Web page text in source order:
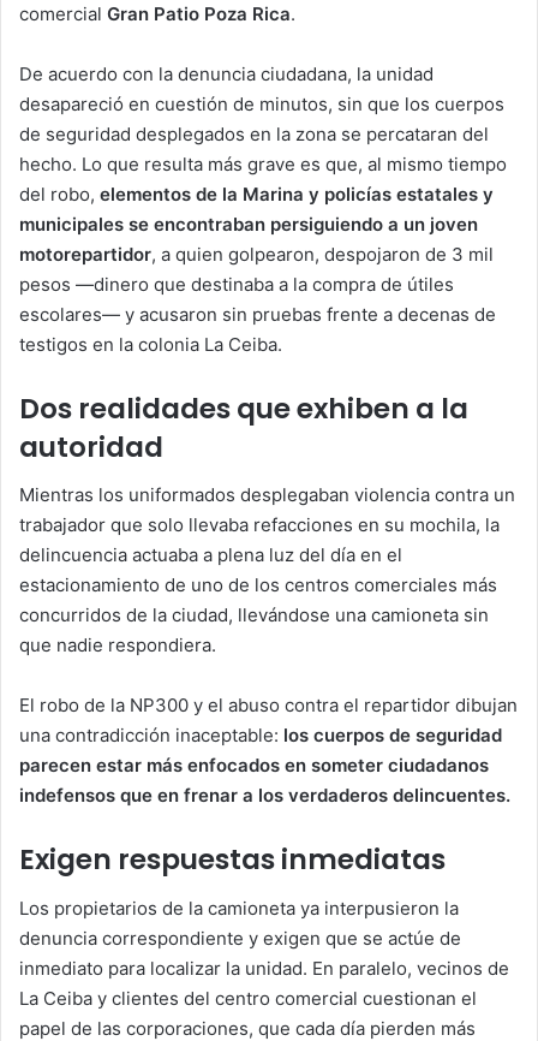
comercial Gran Patio Poza Rica.
De acuerdo con la denuncia ciudadana, la unidad
desapareció en cuestión de minutos, sin que los cuerpos
de seguridad desplegados en la zona se percataran del
hecho. Lo que resulta más grave es que, al mismo tiempo
del robo, elementos de la Marina y policías estatales y
municipales se encontraban persiguiendo a un joven
motorepartidor, a quien golpearon, despojaron de 3 mil
pesos —dinero que destinaba a la compra de útiles
escolares— y acusaron sin pruebas frente a decenas de
testigos en la colonia La Ceiba.
Dos realidades que exhiben a la
autoridad
Mientras los uniformados desplegaban violencia contra un
trabajador que solo llevaba refacciones en su mochila, la
delincuencia actuaba a plena luz del día en el
estacionamiento de uno de los centros comerciales más
concurridos de la ciudad, llevándose una camioneta sin
que nadie respondiera.
El robo de la NP300 y el abuso contra el repartidor dibujan
una contradicción inaceptable: los cuerpos de seguridad
parecen estar más enfocados en someter ciudadanos
indefensos que en frenar a los verdaderos delincuentes.
Exigen respuestas inmediatas
Los propietarios de la camioneta ya interpusieron la
denuncia correspondiente y exigen que se actúe de
inmediato para localizar la unidad. En paralelo, vecinos de
La Ceiba y clientes del centro comercial cuestionan el
papel de las corporaciones, que cada día pierden más